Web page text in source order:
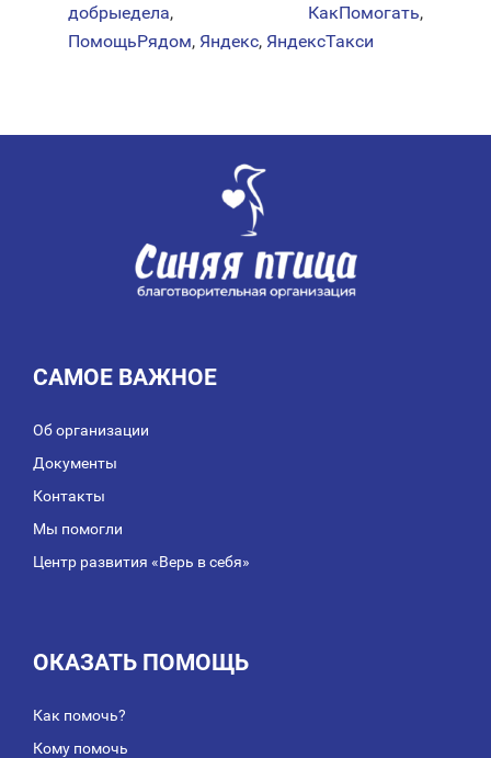
добрыедела, КакПомогать,
ПомощьРядом, Яндекс, ЯндексТакси
САМОЕ ВАЖНОЕ
Об организации
Документы
Контакты
Мы помогли
Центр развития «Верь в себя»
ОКАЗАТЬ ПОМОЩЬ
Как помочь?
Кому помочь